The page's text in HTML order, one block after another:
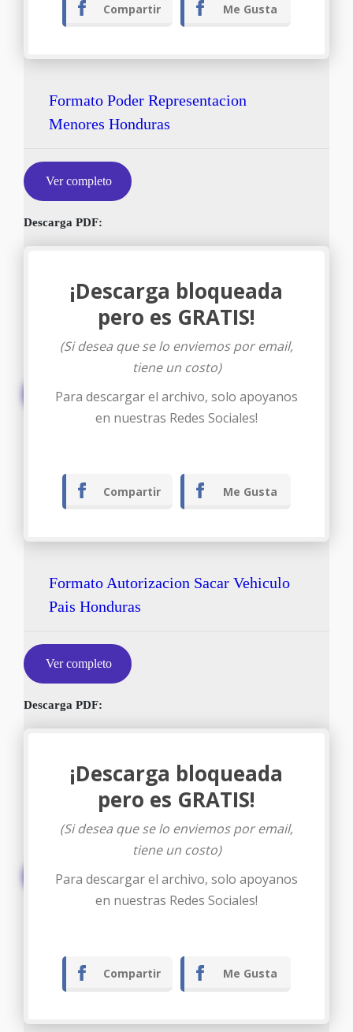
Compartir Me Gusta
Formato Poder Representacion
Menores Honduras
Ver completo
Descarga PDF:
Descargar
¡Descarga bloqueada
pero es GRATIS!
(Si desea que se lo enviemos por email,
tiene un costo)
Para descargar el archivo, solo apoyanos
en nuestras Redes Sociales!
Compartir Me Gusta
Formato Autorizacion Sacar Vehiculo
Pais Honduras
Ver completo
Descarga PDF:
Descargar
¡Descarga bloqueada
pero es GRATIS!
(Si desea que se lo enviemos por email,
tiene un costo)
Para descargar el archivo, solo apoyanos
en nuestras Redes Sociales!
Compartir Me Gusta